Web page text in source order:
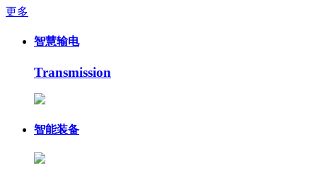
更多
智慧输电
Transmission
智能装备